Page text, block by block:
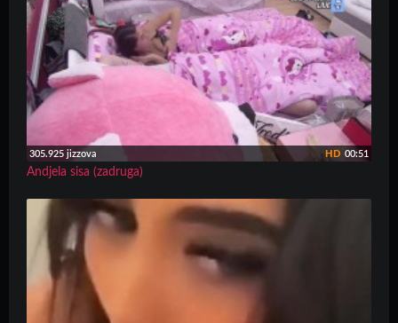
305.925 jizzova 00:51
HD
Andjela sisa (zadruga)